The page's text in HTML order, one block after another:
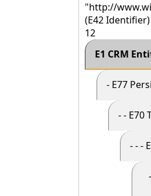
"http://
(E42 Identifier)
12
E1 CRM
- E77
- -
- -
- - - - E90 Symbolic